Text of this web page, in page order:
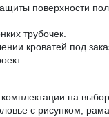
поверхности
трубочек.
кроватей под
на
с рисунком,